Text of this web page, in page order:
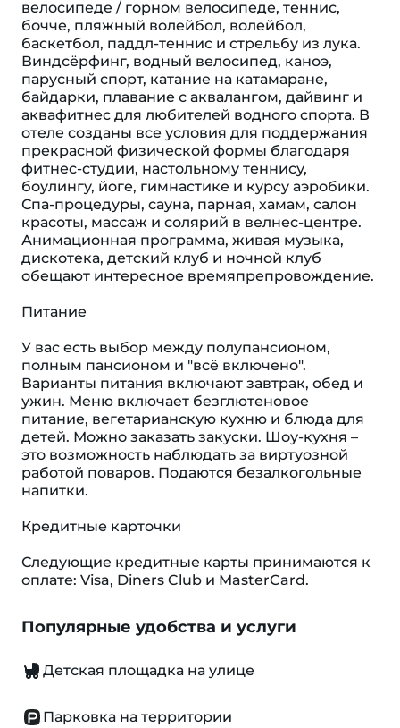
велосипеде / горном велосипеде, теннис,
бочче, пляжный волейбол, волейбол,
баскетбол, паддл-теннис и стрельбу из лука.
Виндсёрфинг, водный велосипед, каноэ,
парусный спорт, катание на катамаране,
байдарки, плавание с аквалангом, дайвинг и
аквафитнес для любителей водного спорта. В
отеле созданы все условия для поддержания
прекрасной физической формы благодаря
фитнес-студии, настольному теннису,
боулингу, йоге, гимнастике и курсу аэробики.
Спа-процедуры, сауна, парная, хамам, салон
красоты, массаж и солярий в велнес-центре.
Анимационная программа, живая музыка,
дискотека, детский клуб и ночной клуб
обещают интересное времяпрепровождение.
Питание
У вас есть выбор между полупансионом,
полным пансионом и "всё включено".
Варианты питания включают завтрак, обед и
ужин. Меню включает безглютеновое
питание, вегетарианскую кухню и блюда для
детей. Можно заказать закуски. Шоу-кухня –
это возможность наблюдать за виртуозной
работой поваров. Подаются безалкогольные
напитки.
Кредитные карточки
Следующие кредитные карты принимаются к
оплате: Visa, Diners Club и MasterCard.
Популярные удобства и услуги
Детская площадка на улице
Парковка на территории